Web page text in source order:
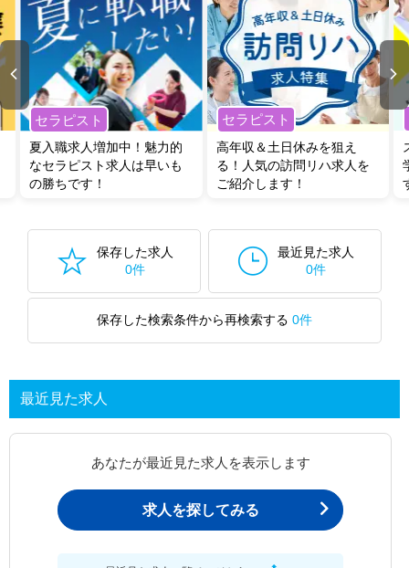
セラピスト
夏入職求人増加中！魅力的
なセラピスト求人は早いも
の勝ちです！
セラピスト
高年収＆土日休みを狙え
る！人気の訪問リハ求人を
ご紹介します！
保存した求人
0件
最近見た求人
0件
保存した検索条件から再検索する 0件
最近見た求人
あなたが最近見た求人を表示します
求人を探してみる